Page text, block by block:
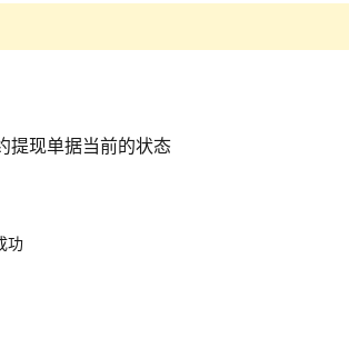
提现单据当前的状态
功